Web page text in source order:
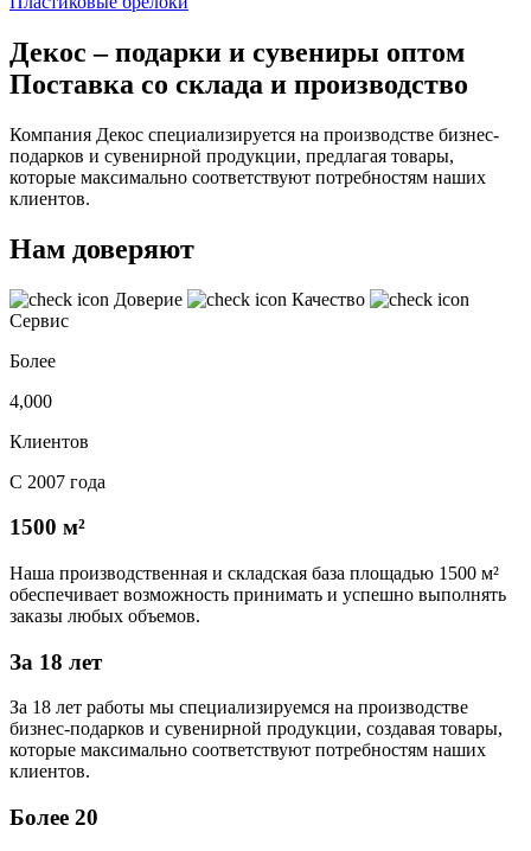
Декос – подарки и сувениры оптом
Поставка со склада и производство
Компания Декос специализируется на производстве бизнес-
подарков и сувенирной продукции, предлагая товары,
которые максимально соответствуют потребностям наших
клиентов.
Нам доверяют
Доверие
Качество
Сервис
Более
4,000
Клиентов
С 2007 года
1500 м²
Наша производственная и складская база площадью 1500 м²
обеспечивает возможность принимать и успешно выполнять
заказы любых объемов.
За 18 лет
За 18 лет работы мы специализируемся на производстве
бизнес-подарков и сувенирной продукции, создавая товары,
которые максимально соответствуют потребностям наших
клиентов.
Более 20